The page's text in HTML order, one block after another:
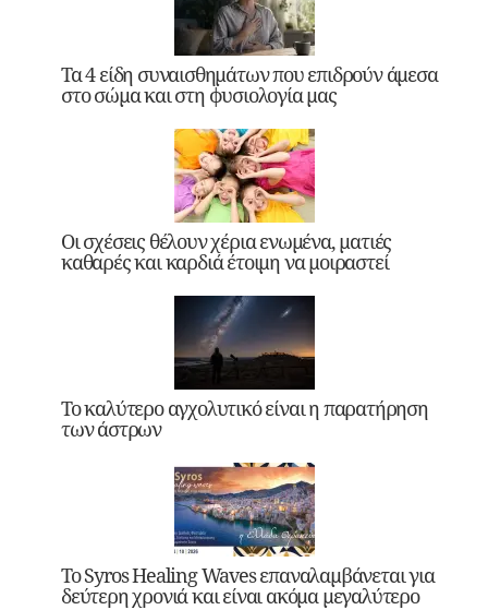
Τα 4 είδη συναισθημάτων που επιδρούν άμεσα
στο σώμα και στη φυσιολογία μας
Οι σχέσεις θέλουν χέρια ενωμένα, ματιές
καθαρές και καρδιά έτοιμη να μοιραστεί
Το καλύτερο αγχολυτικό είναι η παρατήρηση
των άστρων
Το Syros Healing Waves επαναλαμβάνεται για
δεύτερη χρονιά και είναι ακόμα μεγαλύτερο